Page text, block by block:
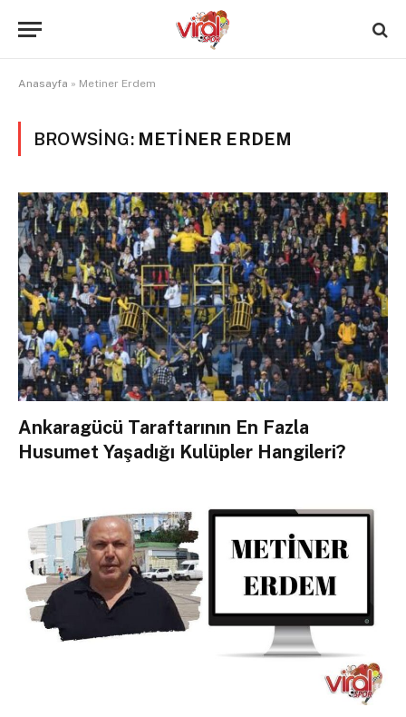
Anasayfa » Metiner Erdem
BROWSING: METINER ERDEM
Ankaragücü Taraftarının En Fazla
Husumet Yaşadığı Kulüpler Hangileri?